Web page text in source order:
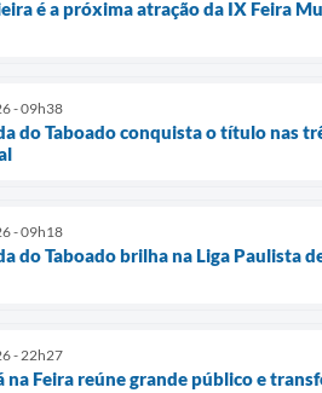
é a próxima atração da IX Feira
- 09h38
do Taboado conquista o título nas
- 09h18
do Taboado brilha na Liga Paulista
- 22h27
na Feira reúne grande público e